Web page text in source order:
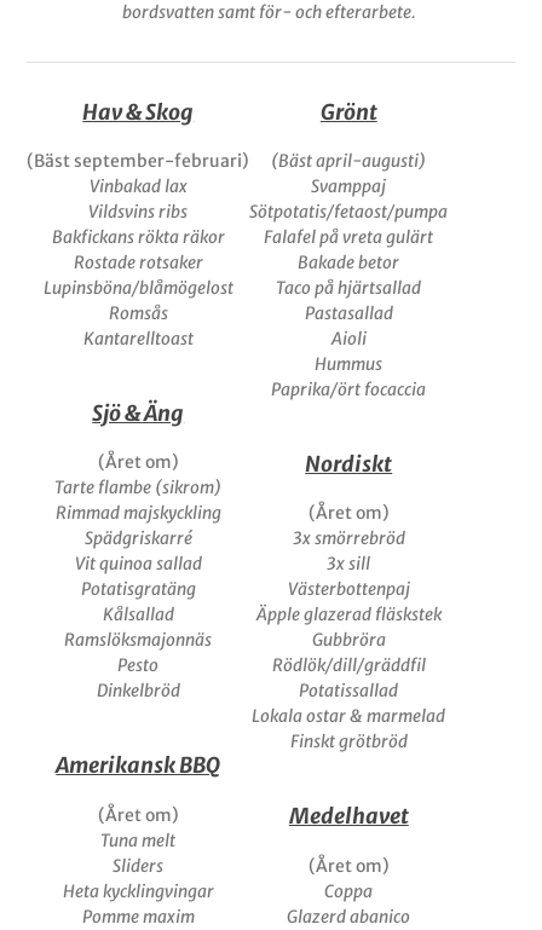
bordsvatten samt för- och efterarbete.
Hav & Skog
(Bäst september-februari)
Vinbakad lax
Vildsvins ribs
Bakfickans rökta räkor
Rostade rotsaker
Lupinsböna/blåmögelost
Romsås
Kantarelltoast
Sjö & Äng
(Året om)
Tarte flambe (sikrom)
Rimmad majskyckling
Spädgriskarré
Vit quinoa sallad
Potatisgratäng
Kålsallad
Ramslöksmajonnäs
Pesto
Dinkelbröd
Amerikansk BBQ
(Året om)
Tuna melt
Sliders
Heta kycklingvingar
Pomme maxim
Grönt
(Bäst april-augusti)
Svamppaj
Sötpotatis/fetaost/pumpa
Falafel på vreta gulärt
Bakade betor
Taco på hjärtsallad
Pastasallad
Aioli
Hummus
Paprika/ört focaccia
Nordiskt
(Året om)
3x smörrebröd
3x sill
Västerbottenpaj
Äpple glazerad fläskstek
Gubbröra
Rödlök/dill/gräddfil
Potatissallad
Lokala ostar & marmelad
Finskt grötbröd
Medelhavet
(Året om)
Coppa
Glazerd abanico